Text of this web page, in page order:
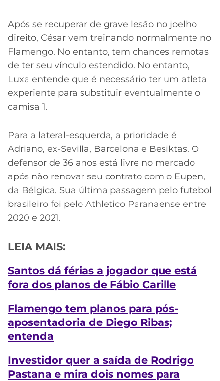
Após se recuperar de grave lesão no joelho
direito, César vem treinando normalmente no
Flamengo. No entanto, tem chances remotas
de ter seu vínculo estendido. No entanto,
Luxa entende que é necessário ter um atleta
experiente para substituir eventualmente o
camisa 1.
Para a lateral-esquerda, a prioridade é
Adriano, ex-Sevilla, Barcelona e Besiktas. O
defensor de 36 anos está livre no mercado
após não renovar seu contrato com o Eupen,
da Bélgica. Sua última passagem pelo futebol
brasileiro foi pelo Athletico Paranaense entre
2020 e 2021.
LEIA MAIS:
Santos dá férias a jogador que está
fora dos planos de Fábio Carille
Flamengo tem planos para pós-
aposentadoria de Diego Ribas;
entenda
Investidor quer a saída de Rodrigo
Pastana e mira dois nomes para